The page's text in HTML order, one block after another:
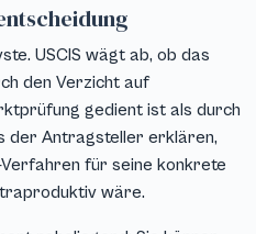
USCIS wägt ab, ob das
den Verzicht auf
gedient ist als durch
der Antragsteller erklären,
für seine konkrete
wäre.